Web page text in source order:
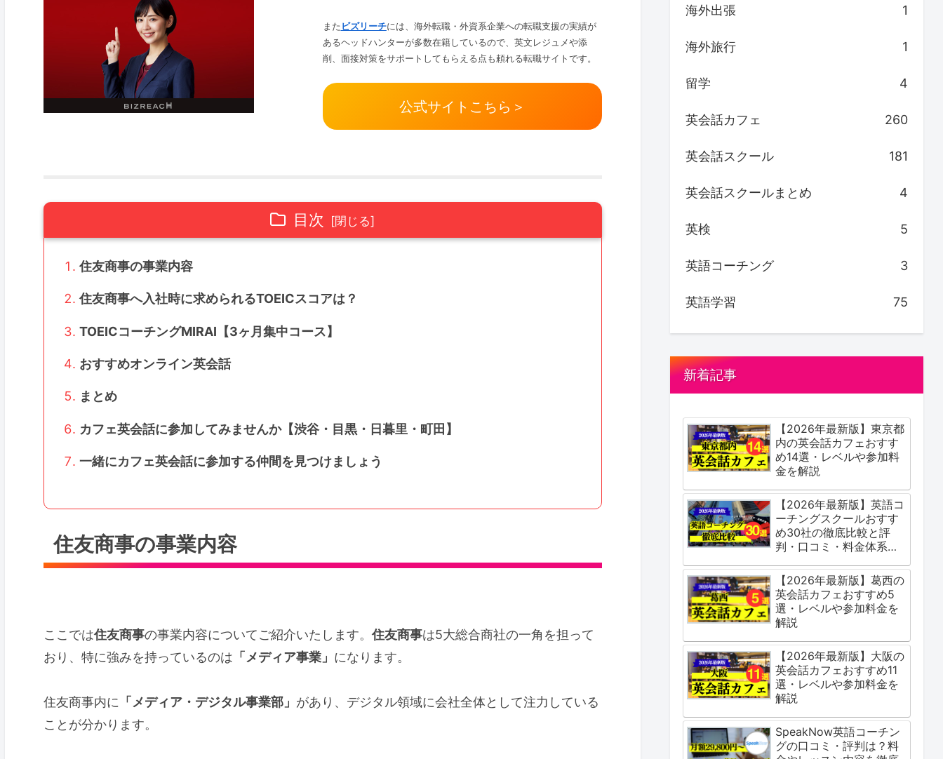
またビズリーチには、海外転職・外資系企業への転職支援の実績が
あるヘッドハンターが多数在籍しているので、英文レジュメや添
削、面接対策をサポートしてもらえる点も頼れる転職サイトです。
公式サイトこちら＞
目次
住友商事の事業内容
住友商事へ入社時に求められるTOEICスコアは？
TOEICコーチングMIRAI【3ヶ月集中コース】
おすすめオンライン英会話
まとめ
カフェ英会話に参加してみませんか【渋谷・目黒・日暮里・町田】
一緒にカフェ英会話に参加する仲間を見つけましょう
住友商事の事業内容
ここでは住友商事の事業内容についてご紹介いたします。 住友商事は5大総合商社の一角を担って
おり、特に強みを持っているのは 「メディア事業」 になります。
住友商事内に 「メディア・デジタル事業部」 があり、デジタル領域に会社全体として注力している
ことが分かります。
海外出張 1
海外旅行 1
留学 4
英会話カフェ 260
英会話スクール 181
英会話スクールまとめ 4
英検 5
英語コーチング 3
英語学習 75
新着記事
【2026年最新版】東京都
内の英会話カフェおすす
め14選・レベルや参加料
金を解説
【2026年最新版】英語コ
ーチングスクールおすす
め30社の徹底比較と評
判・口コミ・料金体系を
【2026年最新版】葛西の
英会話カフェおすすめ5
選・レベルや参加料金を
解説
【2026年最新版】大阪の
英会話カフェおすすめ11
選・レベルや参加料金を
解説
SpeakNow英語コーチン
グの口コミ・評判は？料